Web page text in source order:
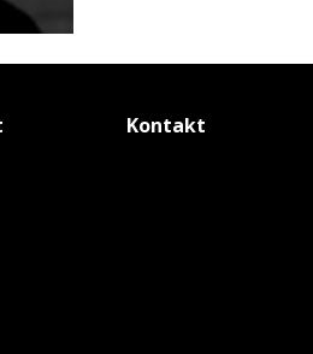
Kontakt